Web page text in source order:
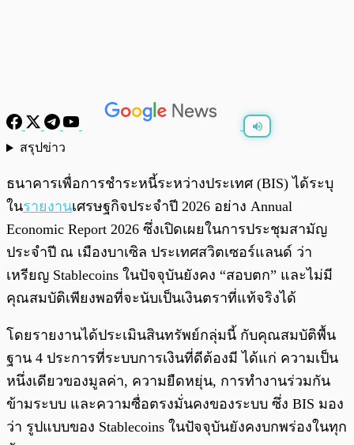
สรุปข่าว
ธนาคารเพื่อการชำระหนี้ระหว่างประเทศ (BIS) ได้ระบุ
ในรายงานเศรษฐกิจประจำปี 2026 อย่าง Annual
Economic Report 2026 ซึ่งเปิดเผยในการประชุมสามัญ
ประจำปี ณ เมืองบาเซิล ประเทศสวิตเซอร์แลนด์ ว่า
เหรียญ Stablecoins ในปัจจุบันยังคง “สอบตก” และไม่มี
คุณสมบัติเพียงพอที่จะนับเป็นเงินตราที่แท้จริงได้
โดยรายงานได้ประเมินสินทรัพย์กลุ่มนี้ กับคุณสมบัติพื้น
ฐาน 4 ประการที่ระบบการเงินที่ดีต้องมี ได้แก่ ความเป็น
หนึ่งเดียวของมูลค่า, ความยืดหยุ่น, การทำงานร่วมกัน
ข้ามระบบ และความซื่อตรงมั่นคงของระบบ ซึ่ง BIS มอง
ว่า รูปแบบของ Stablecoins ในปัจจุบันยังคงบกพร่องในทุก